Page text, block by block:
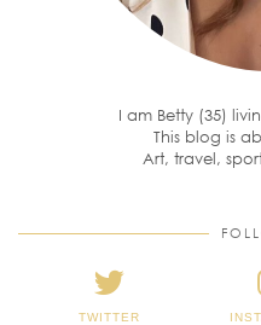
I am Betty (35)
This blog is
Art, travel,
TWITTER